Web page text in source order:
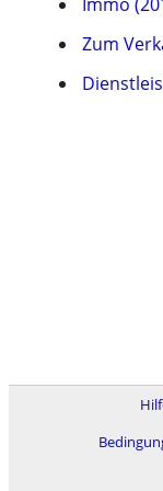
Zum